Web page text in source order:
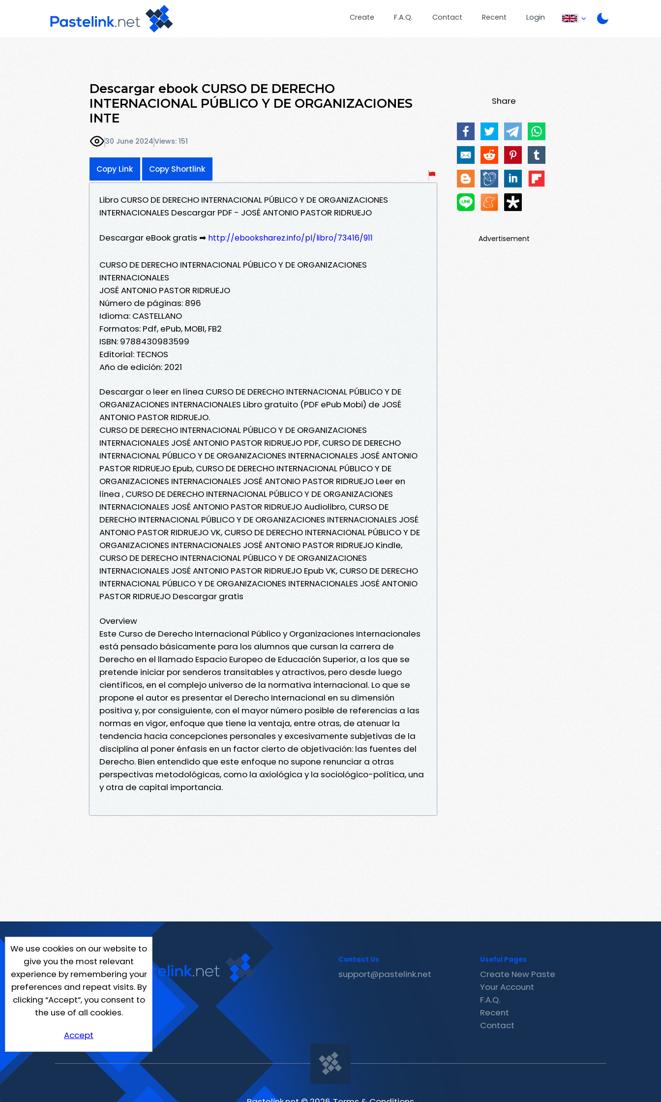
Create F.A.Q. Contact Recent Login
Descargar ebook CURSO DE DERECHO
INTERNACIONAL PÚBLICO Y DE ORGANIZACIONES
INTE
30 June 2024Views: 151
Copy Link Copy Shortlink
Libro CURSO DE DERECHO INTERNACIONAL PÚBLICO Y DE ORGANIZACIONES
INTERNACIONALES Descargar PDF - JOSÉ ANTONIO PASTOR RIDRUEJO
Descargar eBook gratis ➡ http://ebooksharez.info/pl/libro/73416/911
CURSO DE DERECHO INTERNACIONAL PÚBLICO Y DE ORGANIZACIONES
INTERNACIONALES
JOSÉ ANTONIO PASTOR RIDRUEJO
Número de páginas: 896
Idioma: CASTELLANO
Formatos: Pdf, ePub, MOBI, FB2
ISBN: 9788430983599
Editorial: TECNOS
Año de edición: 2021
Descargar o leer en línea CURSO DE DERECHO INTERNACIONAL PÚBLICO Y DE
ORGANIZACIONES INTERNACIONALES Libro gratuito (PDF ePub Mobi) de JOSÉ
ANTONIO PASTOR RIDRUEJO.
CURSO DE DERECHO INTERNACIONAL PÚBLICO Y DE ORGANIZACIONES
INTERNACIONALES JOSÉ ANTONIO PASTOR RIDRUEJO PDF, CURSO DE DERECHO
INTERNACIONAL PÚBLICO Y DE ORGANIZACIONES INTERNACIONALES JOSÉ ANTONIO
PASTOR RIDRUEJO Epub, CURSO DE DERECHO INTERNACIONAL PÚBLICO Y DE
ORGANIZACIONES INTERNACIONALES JOSÉ ANTONIO PASTOR RIDRUEJO Leer en
línea , CURSO DE DERECHO INTERNACIONAL PÚBLICO Y DE ORGANIZACIONES
INTERNACIONALES JOSÉ ANTONIO PASTOR RIDRUEJO Audiolibro, CURSO DE
DERECHO INTERNACIONAL PÚBLICO Y DE ORGANIZACIONES INTERNACIONALES JOSÉ
ANTONIO PASTOR RIDRUEJO VK, CURSO DE DERECHO INTERNACIONAL PÚBLICO Y DE
ORGANIZACIONES INTERNACIONALES JOSÉ ANTONIO PASTOR RIDRUEJO Kindle,
CURSO DE DERECHO INTERNACIONAL PÚBLICO Y DE ORGANIZACIONES
INTERNACIONALES JOSÉ ANTONIO PASTOR RIDRUEJO Epub VK, CURSO DE DERECHO
INTERNACIONAL PÚBLICO Y DE ORGANIZACIONES INTERNACIONALES JOSÉ ANTONIO
PASTOR RIDRUEJO Descargar gratis
Overview
Este Curso de Derecho Internacional Público y Organizaciones Internacionales
está pensado básicamente para los alumnos que cursan la carrera de
Derecho en el llamado Espacio Europeo de Educación Superior, a los que se
pretende iniciar por senderos transitables y atractivos, pero desde luego
científicos, en el complejo universo de la normativa internacional. Lo que se
propone el autor es presentar el Derecho Internacional en su dimensión
positiva y, por consiguiente, con el mayor número posible de referencias a las
normas en vigor, enfoque que tiene la ventaja, entre otras, de atenuar la
tendencia hacia concepciones personales y excesivamente subjetivas de la
disciplina al poner énfasis en un factor cierto de objetivación: las fuentes del
Derecho. Bien entendido que este enfoque no supone renunciar a otras
perspectivas metodológicas, como la axiológica y la sociológico-política, una
y otra de capital importancia.
Share
Advertisement
We use cookies on our website to
give you the most relevant
experience by remembering your
preferences and repeat visits. By
clicking “Accept”, you consent to
the use of all cookies.
Accept
Contact Us
support@pastelink.net
Useful Pages
Create New Paste
Your Account
F.A.Q.
Recent
Contact